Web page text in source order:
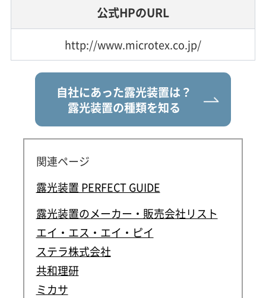
公式HPのURL
http://www.microtex.co.jp/
自社にあった露光装置は？
露光装置の種類を知る
関連ページ
露光装置 PERFECT GUIDE
露光装置のメーカー・販売会社リスト
エイ・エス・エイ・ピイ
ステラ株式会社
共和理研
ミカサ